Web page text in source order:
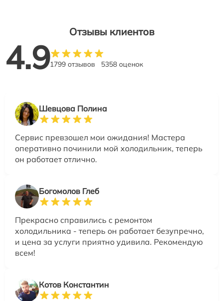
Отзывы клиентов
4.91799 отзывов 5358 оценок
Шевцова Полина
Сервис превзошел мои ожидания! Мастера
оперативно починили мой холодильник, теперь
он работает отлично.
Богомолов Глеб
Прекрасно справились с ремонтом
холодильника - теперь он работает безупречно,
и цена за услуги приятно удивила. Рекомендую
всем!
Котов Константин